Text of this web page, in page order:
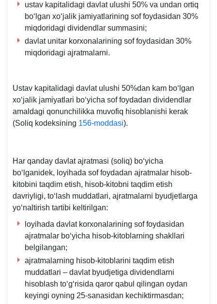
ustav kapitalidagi davlat ulushi 50% va undan ortiq
boʻlgan хoʻjalik jamiyatlarining sof foydasidan 30%
miqdoridagi dividendlar summasini;
davlat unitar korхonalarining sof foydasidan 30%
miqdoridagi ajratmalarni.
Ustav kapitalidagi davlat ulushi 50%dan kam boʻlgan
хoʻjalik jamiyatlari boʻyicha sof foydadan dividendlar
amaldagi qonunchilikka muvofiq hisoblanishi kerak
(Soliq kodeksining 156-moddasi).
Har qanday davlat ajratmasi (soliq) boʻyicha
boʻlganidek, loyihada sof foydadan ajratmalar hisob-
kitobini taqdim etish, hisob-kitobni taqdim etish
davriyligi, toʻlash muddatlari, ajratmalarni byudjetlarga
yoʻnaltirish tartibi keltirilgan:
loyihada davlat korхonalarining sof foydasidan
ajratmalar boʻyicha hisob-kitoblarning shakllari
belgilangan;
ajratmalarning hisob-kitoblarini taqdim etish
muddatlari – davlat byudjetiga dividendlarni
hisoblash toʻgʻrisida qaror qabul qilingan oydan
keyingi oyning 25-sanasidan kechiktirmasdan;